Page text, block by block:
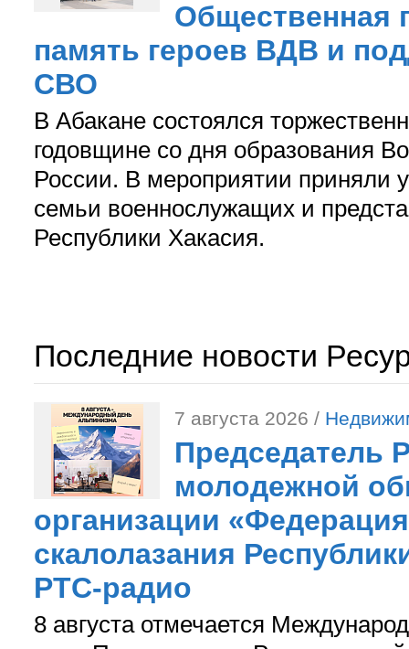
Общественная
память героев ВДВ и
СВО
В Абакане состоялся
годовщине со дня образования
России. В мероприятии приняли
семьи военнослужащих и
Республики Хакасия.
Последние новости
7 августа 2026 /
Председатель
молодежной
организации
скалолазания
РТС-радио
8 августа отмечается